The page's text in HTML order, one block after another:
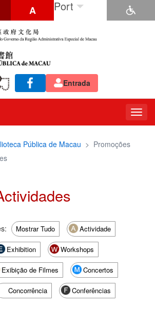
A Port
Entrada
Pública de Macau > Promoções
Mostrar Tudo Actividade
Exhibition Workshops
Exibição de Filmes Concertos
Concorrência Conferências